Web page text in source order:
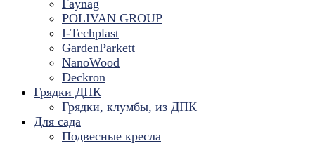
Faynag
POLIVAN GROUP
I-Techplast
GardenParkett
NanoWood
Deckron
Грядки ДПК
Грядки, клумбы, из ДПК
Для сада
Подвесные кресла